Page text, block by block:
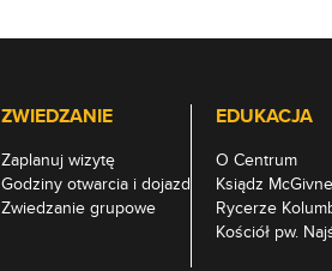
ZWIEDZANIE
Zaplanuj wizytę
Godziny otwarcia i dojazd
Zwiedzanie grupowe
EDUKACJA
O Centrum
Ksiądz
Rycerze
Kościół pw.